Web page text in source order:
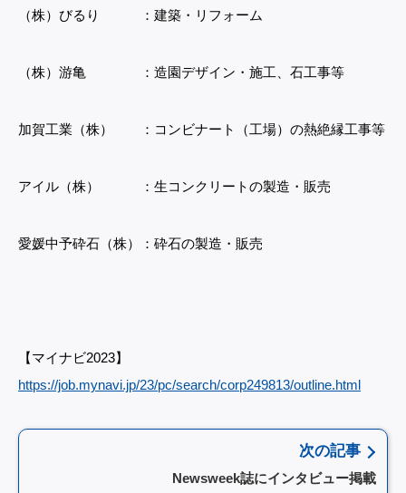
（株）びるり ：建築・リフォーム
（株）游亀 ：造園デザイン・施工、石工事等
加賀工業（株） ：コンビナート（工場）の熱絶縁工事等
アイル（株） ：生コンクリートの製造・販売
愛媛中予砕石（株）：砕石の製造・販売
【マイナビ2023】
https://job.mynavi.jp/23/pc/search/corp249813/outline.html
次の記事
Newsweek誌にインタビュー掲載